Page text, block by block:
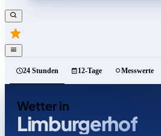
24 Stunden 12-Tage Messwerte
Wetter in
Limburgerhof